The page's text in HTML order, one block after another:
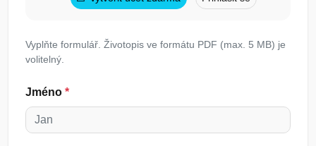
Vyplňte formulář. Životopis ve formátu PDF (max. 5 MB) je
volitelný.
Jméno *